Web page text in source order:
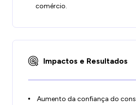
comércio.
Impactos e Resultados
Aumento da confiança do